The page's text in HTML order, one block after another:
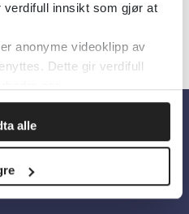
verdifull innsikt som gjør at
anonyme videoklipp av
Dette gir verdifull
alle